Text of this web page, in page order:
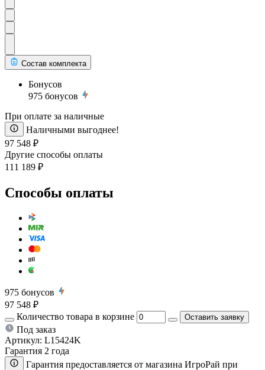
Состав комплекта
Бонусов
975 бонусов
При оплате за наличные
Наличными выгоднее!
97 548 ₽
Другие способы оплаты
111 189 ₽
Способы оплаты
975 бонусов
97 548 ₽
Количество товара в корзине
Оставить заявку
Под заказ
Артикул: L15424K
Гарантия 2 года
Гарантия предоставляется от магазина ИгроРай при